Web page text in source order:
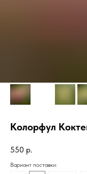
Колорфул
550 р.
Вариант поставки: